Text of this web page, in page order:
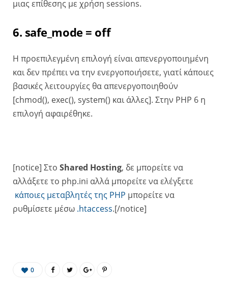
μιας επίθεσης με χρήση sessions.
6. safe_mode = off
Η προεπιλεγμένη επιλογή είναι απενεργοποιημένη
και δεν πρέπει να την ενεργοποιήσετε, γιατί κάποιες
βασικές λειτουργίες θα απενεργοποιηθούν
[chmod(), exec(), system() και άλλες]. Στην PHP 6 η
επιλογή αφαιρέθηκε.
[notice] Στο Shared Hosting, δε μπορείτε να
αλλάξετε το php.ini αλλά μπορείτε να ελέγξετε
κάποιες μεταβλητές της PHP μπορείτε να
ρυθμίσετε μέσω .htaccess.[/notice]
0